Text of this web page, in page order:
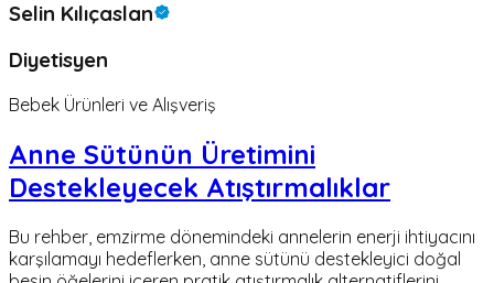
Selin Kılıçaslan
Diyetisyen
Bebek Ürünleri ve Alışveriş
Anne Sütünün Üretimini
Destekleyecek Atıştırmalıklar
Bu rehber, emzirme dönemindeki annelerin enerji ihtiyacını
karşılamayı hedeflerken, anne sütünü destekleyici doğal